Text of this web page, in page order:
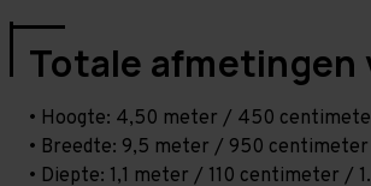
Totale afmetingen
• Hoogte: 4,50 meter / 450
• Breedte: 9,5 meter / 950
• Diepte: 1,1 meter / 110 centimeter /